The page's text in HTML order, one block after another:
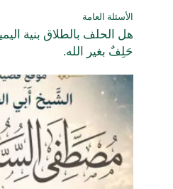
الأسئلة العامة
هل الحلف بالطلاق بنية
حَلِفٌ بغير الله.